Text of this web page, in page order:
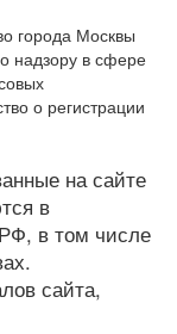
города Москвы
надзору в сфере
о регистрации
на сайте
в
РФ, в том числе
сайта,